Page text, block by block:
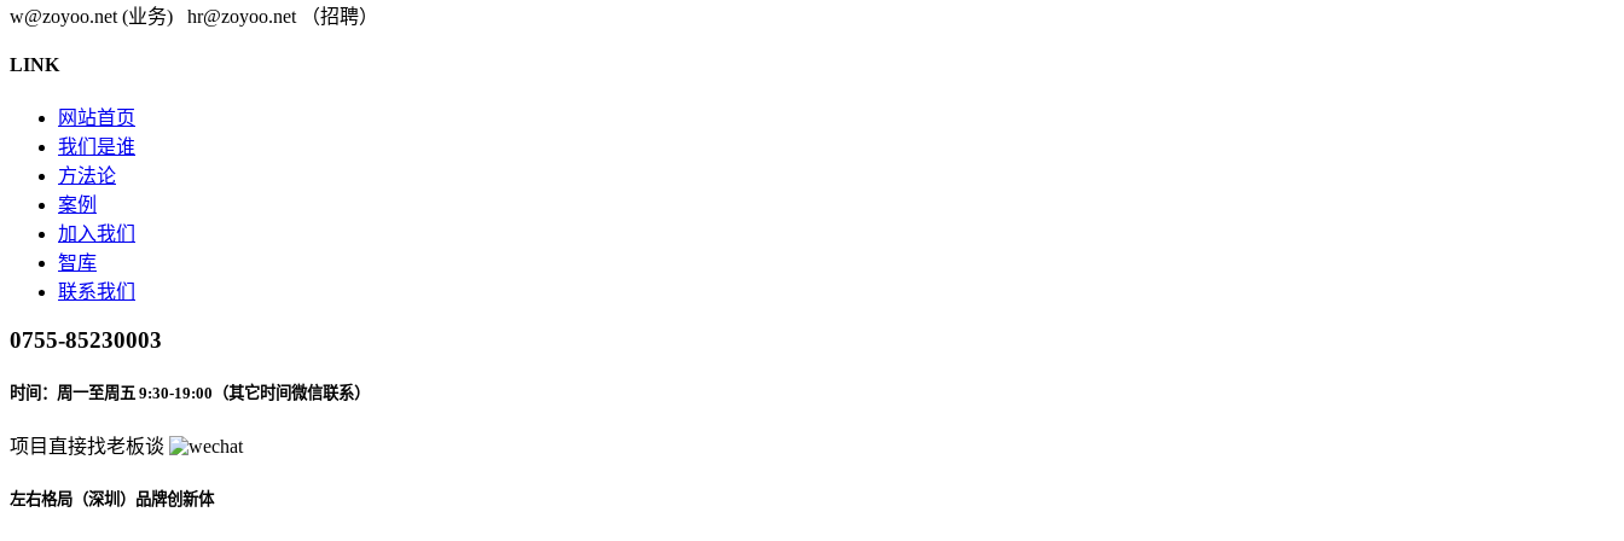
w@zoyoo.net (业务) hr@zoyoo.net （招聘）
LINK
网站首页
我们是谁
方法论
案例
加入我们
智库
联系我们
0755-85230003
时间：周一至周五 9:30-19:00（其它时间微信联系）
项目直接找老板谈
左右格局（深圳）品牌创新体